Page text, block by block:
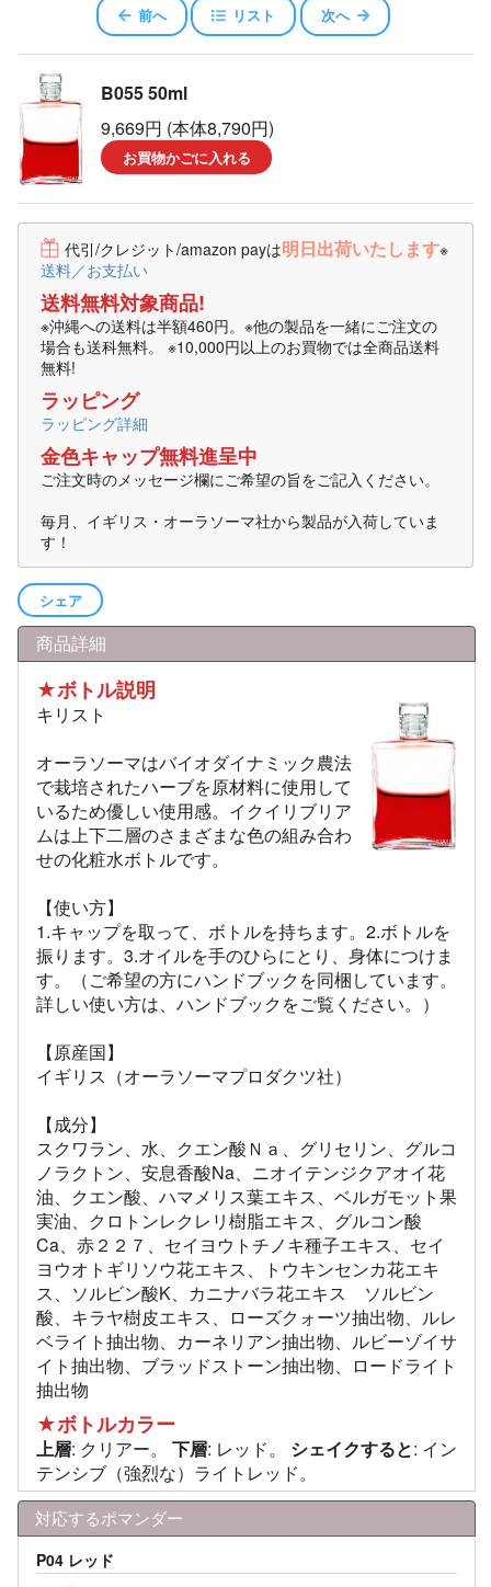
前へ リスト 次へ
B055 50ml
9,669円 (本体8,790円)
お買物かごに入れる
代引/クレジット/amazon payは明日出荷いたします※
送料／お支払い
送料無料対象商品!
※沖縄への送料は半額460円。※他の製品を一緒にご注文の
場合も送科無料。 ※10,000円以上のお買物では全商品送料
無料!
ラッピング
ラッピング詳細
金色キャップ無料進呈中
ご注文時のメッセージ欄にご希望の旨をご記入ください。
毎月、イギリス・オーラソーマ社から製品が入荷していま
す！
シェア
商品詳細
★ボトル説明
キリスト
オーラソーマはバイオダイナミック農法
で栽培されたハーブを原材料に使用して
いるため優しい使用感。イクイリブリア
ムは上下二層のさまざまな色の組み合わ
せの化粧水ボトルです。
【使い方】
1.キャップを取って、ボトルを持ちます。2.ボトルを
振ります。3.オイルを手のひらにとり、身体につけま
す。（ご希望の方にハンドブックを同梱しています。
詳しい使い方は、ハンドブックをご覧ください。）
【原産国】
イギリス（オーラソーマプロダクツ社）
【成分】
スクワラン、水、クエン酸Ｎａ、グリセリン、グルコ
ノラクトン、安息香酸Na、ニオイテンジクアオイ花
油、クエン酸、ハマメリス葉エキス、ベルガモット果
実油、クロトンレクレリ樹脂エキス、グルコン酸
Ca、赤２２７、セイヨウトチノキ種子エキス、セイ
ヨウオトギリソウ花エキス、トウキンセンカ花エキ
ス、ソルビン酸K、カニナバラ花エキス ソルビン
酸、キラヤ樹皮エキス、ローズクォーツ抽出物、ルレ
ベライト抽出物、カーネリアン抽出物、ルビーゾイサ
イト抽出物、ブラッドストーン抽出物、ロードライト
抽出物
★ボトルカラー
上層: クリアー。 下層: レッド。 シェイクすると: イン
テンシブ（強烈な）ライトレッド。
対応するポマンダー
P04 レッド